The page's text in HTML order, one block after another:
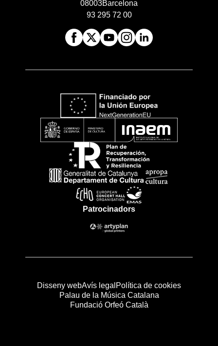
08003Barcelona
93 295 72 00
Patrocinadors
Disseny webAvís legal Política de cookies
Palau de la Música Catalana
Fundació Orfeó Català